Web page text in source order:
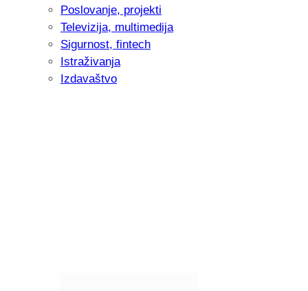
Poslovanje, projekti
Televizija, multimedija
Sigurnost, fintech
Istraživanja
Izdavaštvo